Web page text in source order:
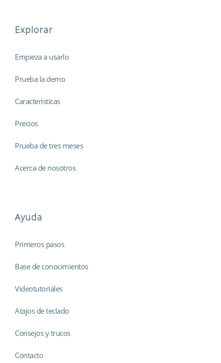
Explorar
Empieza a usarlo
Prueba la demo
Características
Precios
Prueba de tres meses
Acerca de nosotros
Ayuda
Primeros pasos
Base de conocimientos
Videotutoriales
Atajos de teclado
Consejos y trucos
Contacto